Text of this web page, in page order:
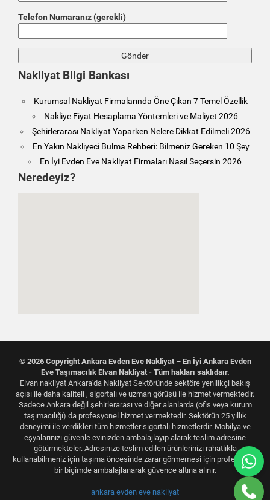
Telefon Numaranız (gerekli)
Nakliyat Bilgi Bankası
Kurumsal Nakliyat Firmalarında Öne Çıkan 7 Temel Özellik
Nakliye Fiyat Hesaplama Yöntemleri ve Maliyet 2026
Şehirlerarası Nakliyat Yaparken Nelere Dikkat Edilmeli 2026
En Yakın Nakliyeci Bulma Rehberi: Bilmeniz Gereken 10 Şey
En İyi Evden Eve Nakliyat Firmaları Nasıl Seçersin 2026
Neredeyiz?
© 2026 Copyright Ankara Evden Eve Nakliyat – En İyi Ankara Evden
Eve Taşımacılık Elvan Nakliyat - Tüm hakları saklıdaır.
Elvan nakliyat Ankara'da Nakliyat Sektöründe sektöre yenilikçi bakış
açısı ile daha kaliteli , sigortalı ve uzman görüşü ile hizmet vermektedir.
Sadece Ankara değil şehirlerarası ve diğer alanlarda (ofis veya kurum
taşımacılığı) da profesyonel hizmet vermektedir. Sektörün 25 yıllık
deneyimi ile verdikleri tüm hizmetler sigortalı hizmetlerdir. Mobilya ve
eşyalarınızı güvenle evinizden ambalajlayıp alarak teslim adresine
götürmekteler. Adresinize teslim edilen ürünlerinizi rahatlıkla
kullanabilmeniz için taşıma öncesinde zarar görmemesi için profesyonel
bir biçimde ambalajlanarak güvence altına alınır.
ankara evden eve nakliyat